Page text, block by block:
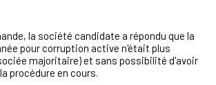
la société candidate a répondu que la
pour corruption active n'était plus
majoritaire) et sans possibilité d'avoir
procédure en cours.